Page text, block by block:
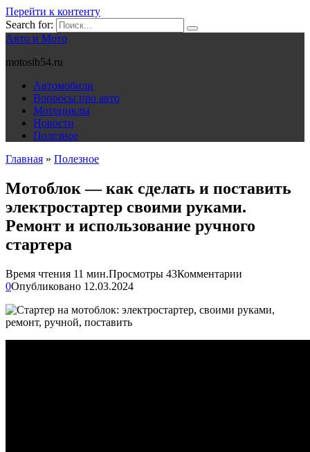
Перейти к контенту
Search for:
Авто и Мото
motosib54.ru
Автомобили
Вопросы про авто
Мотоциклы
Новости
Полезное
Главная » Полезное
Мотоблок — как сделать и поставить
электростартер своими руками.
Ремонт и использование ручного
стартера
Время чтения 11 мин.Просмотры 43Комментарии
0Опубликовано 12.03.2024